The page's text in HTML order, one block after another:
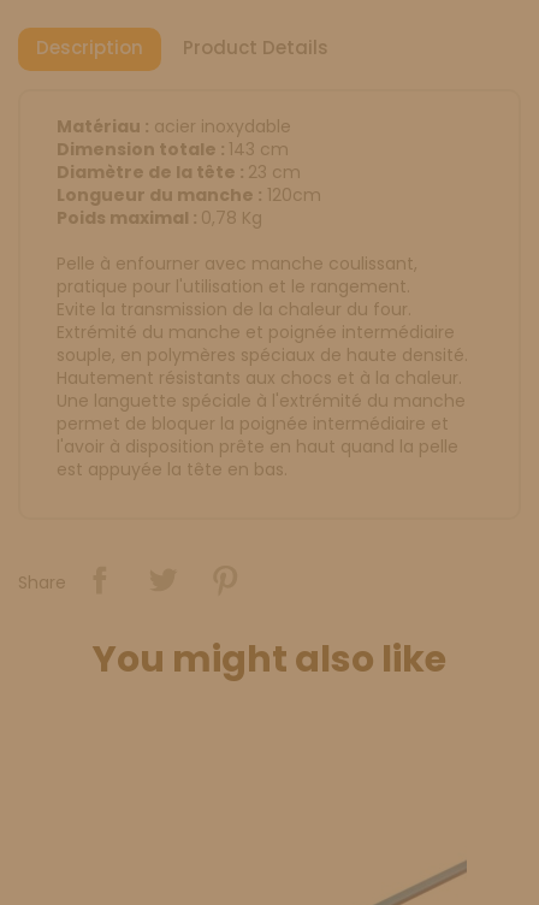
Description Product Details
Matériau : acier inoxydable
Dimension totale : 143 cm
Diamètre de la tête : 23 cm
Longueur du manche : 120cm
Poids maximal : 0,78 Kg
Pelle à enfourner avec manche coulissant,
pratique pour l'utilisation et le rangement.
Evite la transmission de la chaleur du four.
Extrémité du manche et poignée intermédiaire
souple, en polymères spéciaux de haute densité.
Hautement résistants aux chocs et à la chaleur.
Une languette spéciale à l'extrémité du manche
permet de bloquer la poignée intermédiaire et
l'avoir à disposition prête en haut quand la pelle
est appuyée la tête en bas.
Share
You might also like